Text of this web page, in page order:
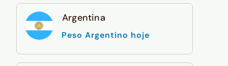
Argentina
Peso Argentino hoje